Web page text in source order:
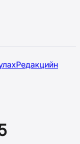
Редакцийн